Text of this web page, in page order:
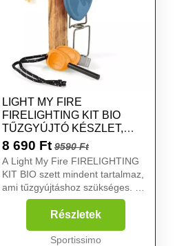
LIGHT MY FIRE
FIRELIGHTING KIT BIO
TŰZGYÚJTÓ KÉSZLET,
KÉK, MÉRET
8 690 Ft 9590 Ft
A Light My Fire FIRELIGHTING
KIT BIO szett mindent tartalmaz,
ami tűzgyújtáshoz szükséges. A
tűzcsiholó bármilyen időjárási
körülmények között és bármilyen
magasságban erős szikrákat ad.
A természetes...
Részletek
Sportissimo